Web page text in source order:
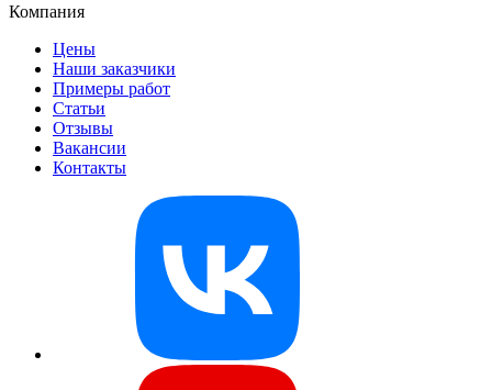
Компания
Цены
Наши заказчики
Примеры работ
Статьи
Отзывы
Вакансии
Контакты